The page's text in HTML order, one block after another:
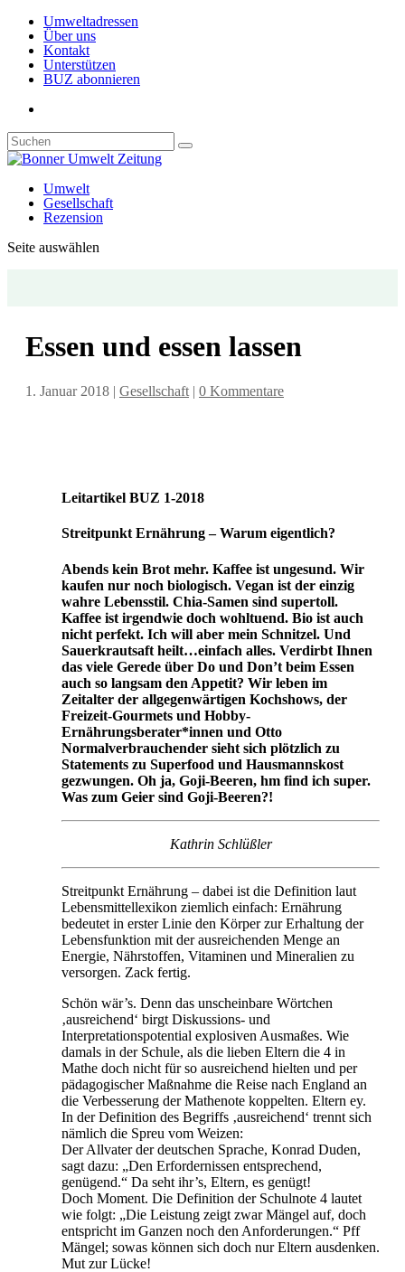
Umweltadressen
Über uns
Kontakt
Unterstützen
BUZ abonnieren
Umwelt
Gesellschaft
Rezension
Seite auswählen
Essen und essen lassen
1. Januar 2018 | Gesellschaft | 0 Kommentare
Leitartikel BUZ 1-2018
Streitpunkt Ernährung – Warum eigentlich?
Abends kein Brot mehr. Kaffee ist ungesund. Wir
kaufen nur noch biologisch. Vegan ist der einzig
wahre Lebensstil. Chia-Samen sind supertoll.
Kaffee ist irgendwie doch wohltuend. Bio ist auch
nicht perfekt. Ich will aber mein Schnitzel. Und
Sauerkrautsaft heilt…einfach alles. Verdirbt Ihnen
das viele Gerede über Do und Don’t beim Essen
auch so langsam den Appetit? Wir leben im
Zeitalter der allgegenwärtigen Kochshows, der
Freizeit-Gourmets und Hobby-
Ernährungsberater*innen und Otto
Normalverbrauchender sieht sich plötzlich zu
Statements zu Superfood und Hausmannskost
gezwungen. Oh ja, Goji-Beeren, hm find ich super.
Was zum Geier sind Goji-Beeren?!
Kathrin Schlüßler
Streitpunkt Ernährung – dabei ist die Definition laut
Lebensmittellexikon ziemlich einfach: Ernährung
bedeutet in erster Linie den Körper zur Erhaltung der
Lebensfunktion mit der ausreichenden Menge an
Energie, Nährstoffen, Vitaminen und Mineralien zu
versorgen. Zack fertig.
Schön wär’s. Denn das unscheinbare Wörtchen
‚ausreichend‘ birgt Diskussions- und
Interpretationspotential explosiven Ausmaßes. Wie
damals in der Schule, als die lieben Eltern die 4 in
Mathe doch nicht für so ausreichend hielten und per
pädagogischer Maßnahme die Reise nach England an
die Verbesserung der Mathenote koppelten. Eltern ey.
In der Definition des Begriffs ‚ausreichend‘ trennt sich
nämlich die Spreu vom Weizen:
Der Allvater der deutschen Sprache, Konrad Duden,
sagt dazu: „Den Erfordernissen entsprechend,
genügend.“ Da seht ihr’s, Eltern, es genügt!
Doch Moment. Die Definition der Schulnote 4 lautet
wie folgt: „Die Leistung zeigt zwar Mängel auf, doch
entspricht im Ganzen noch den Anforderungen.“ Pff
Mängel; sowas können sich doch nur Eltern ausdenken.
Mut zur Lücke!